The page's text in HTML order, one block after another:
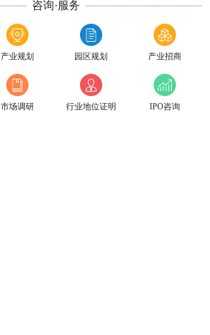
咨询·服务
产业规划 园区规划 产业招商
市场调研 行业地位证明 IPO咨询